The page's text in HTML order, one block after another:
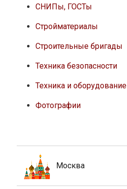
СНИПы, ГОСТы
Стройматериалы
Строительные бригады
Техника безопасности
Техника и оборудование
Фотографии
Москва